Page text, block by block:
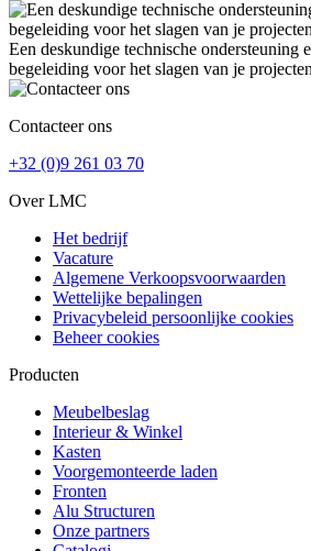
Een deskundige technische ondersteuning
begeleiding voor het slagen van je projecten
Contacteer ons
+32 (0)9 261 03 70
Over LMC
Het bedrijf
Vacature
Algemene Verkoopsvoorwaarden
Wettelijke bepalingen
Privacybeleid persoonlijke cookies
Beheer cookies
Producten
Meubelbeslag
Interieur & Winkel
Kasten
Voorgemonteerde laden
Fronten
Alu Structuren
Onze partners